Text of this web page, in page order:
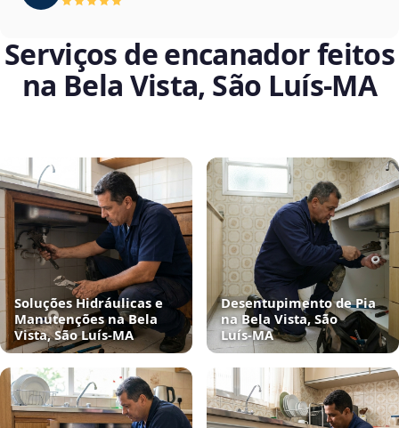
Serviços de encanador feitos
na Bela Vista, São Luís‑MA
Soluções Hidráulicas e
Manutenções na Bela
Vista, São Luís‑MA
Desentupimento de Pia
na Bela Vista, São
Luís‑MA